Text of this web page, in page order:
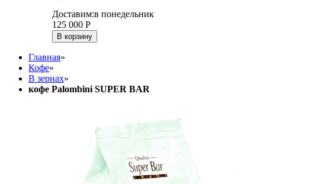
Доставим:в понедельник
125 000 Р
В корзину
Главная»
Кофе»
В зернах»
кофе Palombini SUPER BAR